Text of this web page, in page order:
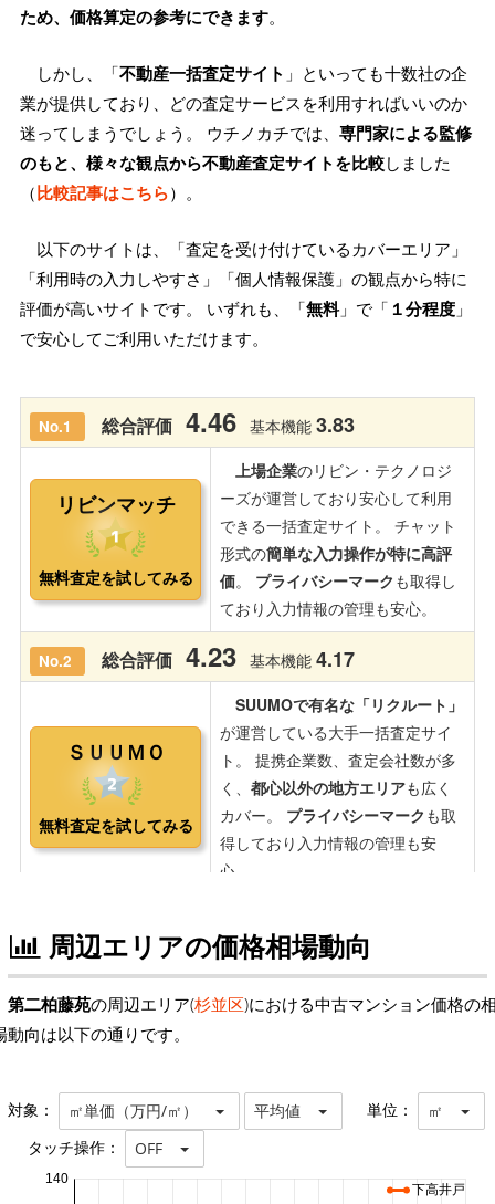
ため、価格算定の参考にできます。
しかし、「不動産一括査定サイト 」といっても十数社の企
業が提供しており、どの査定サービスを利用すればいいのか
迷ってしまうでしょう。 ウチノカチでは、 専門家による監修
のもと、様々な観点から不動産査定サイトを比較しました
（比較記事はこちら）。
以下のサイトは、「査定を受け付けているカバーエリア」
「利用時の入力しやすさ」「個人情報保護」の観点から特に
評価が高いサイトです。 いずれも、「無料」で「 １分程度 」
で安心してご利用いただけます。
周辺エリアの価格相場動向
第二柏藤苑の周辺エリア(杉並区)における中古マンション価格の
動向は以下の通りです。
対象： ㎡単価（万円/㎡） 平均値 単位： ㎡
タッチ操作： OFF
140
下高井戸